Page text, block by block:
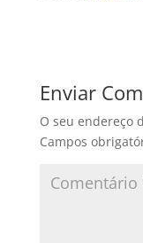
Enviar
O seu endereço
Campos